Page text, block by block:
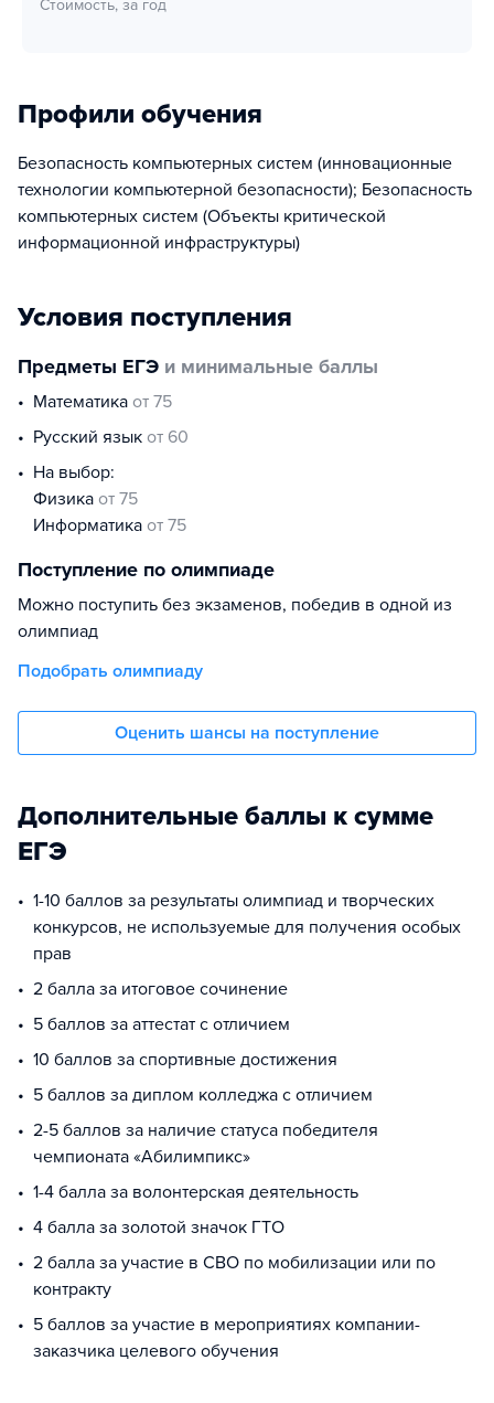
Стоимость, за год
Профили обучения
Безопасность компьютерных систем (инновационные
технологии компьютерной безопасности); Безопасность
компьютерных систем (Объекты критической
информационной инфраструктуры)
Условия поступления
Предметы ЕГЭ и минимальные баллы
математика от 75
русский язык от 60
На выбор:
физика от 75
информатика от 75
Поступление по олимпиаде
Можно поступить без экзаменов, победив в одной из
олимпиад
Подобрать олимпиаду
Оценить шансы на поступление
Дополнительные баллы к сумме
ЕГЭ
1-10 баллов за результаты олимпиад и творческих
конкурсов, не используемые для получения особых
прав
2 балла за итоговое сочинение
5 баллов за аттестат с отличием
10 баллов за спортивные достижения
5 баллов за диплом колледжа с отличием
2-5 баллов за наличие статуса победителя
чемпионата «Абилимпикс»
1-4 балла за волонтерская деятельность
4 балла за золотой значок ГТО
2 балла за участие в СВО по мобилизации или по
контракту
5 баллов за участие в мероприятиях компании-
заказчика целевого обучения